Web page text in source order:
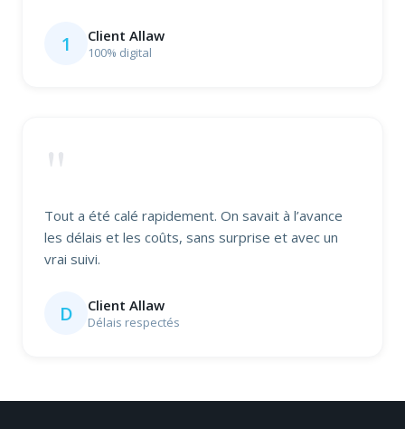
1 Client Allaw
100% digital
"
Tout a été calé rapidement. On savait à l’avance
les délais et les coûts, sans surprise et avec un
vrai suivi.
D Client Allaw
Délais respectés